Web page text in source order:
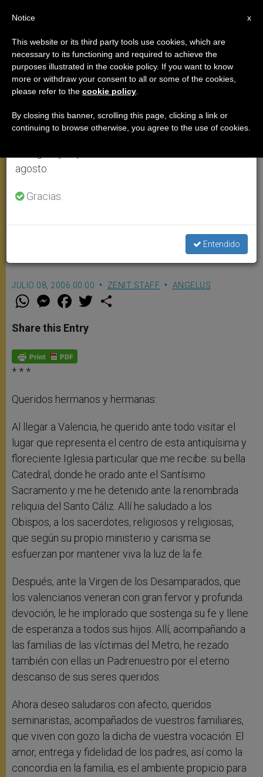
Palabras del Papa al rezar el
Ángelus junto a la Basílica de la
Virgen de los Desamparados
VALENCIA, sábado, 7 julio 2006
que Benedicto XVI dirigió este sábado
la Virgen de los Desamparados de
JULIO 08, 2006 00:00 ZENIT STAFF ANGELUS
W
t
s
p
p
M
e
s
e
g
e
F
a
e
b
o
k
w
Share this Entry
* * *
Queridos hermanos y hermanas:
Al llegar a Valencia, he querido ante todo visitar el
lugar que representa el centro de esta antiquísima y
floreciente Iglesia particular que me recibe: su bella
Catedral, donde he orado ante el Santísimo
Sacramento y me he detenido ante la renombrada
reliquia del Santo Cáliz. Allí he saludado a los
Obispos, a los sacerdotes, religiosos y religiosas,
que según su propio ministerio y carisma se
esfuerzan por mantener viva la luz de la fe.
Después, ante la Virgen de los Desamparados, que
los valencianos veneran con gran fervor y profunda
devoción, le he implorado que sostenga su fe y llene
de esperanza a todos sus hijos. Allí, acompañando a
las familias de las víctimas del Metro, he rezado
también con ellas un Padrenuestro por el eterno
descanso de sus seres queridos.
Ahora deseo saludaros con afecto, queridos
seminaristas, acompañados de vuestros familiares,
que viven con gozo la dicha de vuestra vocación. El
amor, entrega y fidelidad de los padres, así como la
concordia en la familia, es el ambiente propicio para
×
Aviso importante
Del 27 de julio al 7 de agosto haremos la pausa
anual, aprovechando que en el periodo de verano
se generan menos informaciones y también el
agosto.
Gracias.
Entendido
x
Notice
This website or its third party tools use cookies, which are
necessary to its functioning and required to achieve the
purposes illustrated in the cookie policy. If you want to know
more or withdraw your consent to all or some of the cookies,
please refer to the cookie policy
By closing this banner, scrolling this page, clicking a link or
continuing to browse otherwise, you agree to the use of cookies.